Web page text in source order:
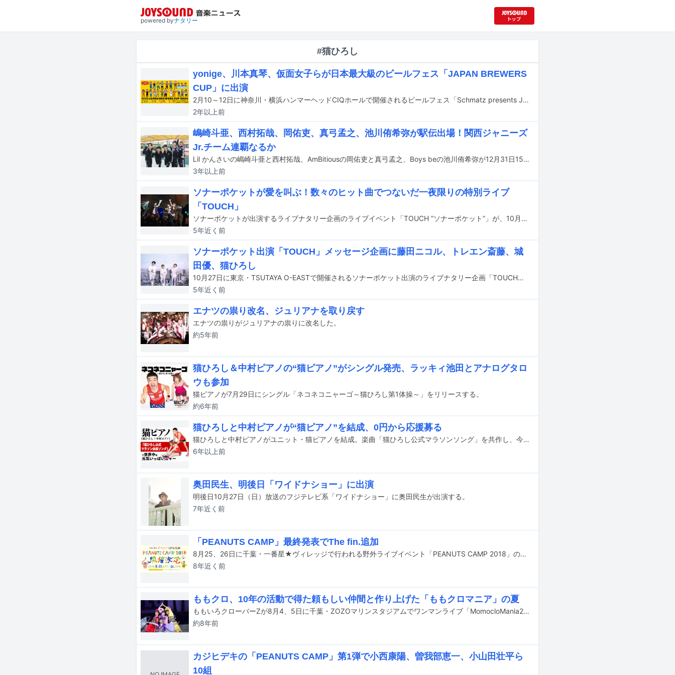
powered byナタリー
#猫ひろし
yonige、川本真琴、仮面女子らが日本最大級のビールフェス「JAPAN BREWERS
CUP」に出演
2月10～12日に神奈川・横浜ハンマーヘッドCIQホールで開催されるビールフェス「Schmatz presents JAPAN BREWERS CUP 2024」のイベントステージに出演する第2弾アーティストが発表された。
2年以上前
嶋崎斗亜、西村拓哉、岡佑吏、真弓孟之、池川侑希弥が駅伝出場！関西ジャニーズ
Jr.チーム連覇なるか
Lil かんさいの嶋崎斗亜と西村拓哉、AmBitiousの岡佑吏と真弓孟之、Boys beの池川侑希弥が12月31日15:00よりカンテレで放送される「超（スーパー）アスリート×ブレイク芸能人が野球＆駅伝でブラボー連発！忘年会では大暴露SP」に出演する。
3年以上前
ソナーポケットが愛を叫ぶ！数々のヒット曲でつないだ一夜限りの特別ライブ
「TOUCH」
ソナーポケットが出演するライブナタリー企画のライブイベント「TOUCH “ソナーポケット”」が、10月27日に東京・TSUTAYA O-EASTで開催された。
5年近く 前
ソナーポケット出演「TOUCH」メッセージ企画に藤田ニコル、トレエン斎藤、城
田優、猫ひろし
10月27日に東京・TSUTAYA O-EASTで開催されるソナーポケット出演のライブナタリー企画「TOUCH」第3回の詳細が発表された。
5年近く 前
エナツの祟り改名、ジュリアナを取り戻す
エナツの祟りがジュリアナの祟りに改名した。
約5年前
猫ひろし＆中村ピアノの“猫ピアノ”がシングル発売、ラッキィ池田とアナログタロ
ウも参加
猫ピアノが7月29日にシングル「ネコネコニャーゴ～猫ひろし第1体操～」をリリースする。
約6年前
猫ひろしと中村ピアノが“猫ピアノ”を結成、0円から応援募る
猫ひろしと中村ピアノがユニット・猫ピアノを結成。楽曲「猫ひろし公式マラソンソング」を共作し、今夏にCDをリリースする。
6年以上前
奥田民生、明後日「ワイドナショー」に出演
明後日10月27日（日）放送のフジテレビ系「ワイドナショー」に奥田民生が出演する。
7年近く 前
「PEANUTS CAMP」最終発表でThe fin.追加
8月25、26日に千葉・一番星★ヴィレッジで行われる野外ライブイベント「PEANUTS CAMP 2018」の全出演アーティストが発表された。
8年近く 前
ももクロ、10年の活動で得た頼もしい仲間と作り上げた「ももクロマニア」の夏
ももいろクローバーZが8月4、5日に千葉・ZOZOマリンスタジアムでワンマンライブ「MomocloMania2018 -Road to 2020-」を行った。この記事では昨日5日公演の模様をレポートする。
約8年前
カジヒデキの「PEANUTS CAMP」第1弾で小西康陽、曽我部恵一、小山田壮平ら
10組